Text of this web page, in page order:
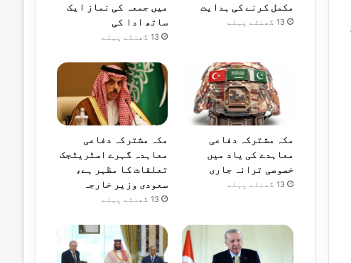
مکمل کرنے کی ہدایت
13 گھنٹے پہلے
میں جمعہ کی نماز ایک
ساتھ ادا کی
13 گھنٹے پہلے
مکہ مشترکہ دفاعی
معاہدے کی یاد میں
خصوصی ترانہ جاری
13 گھنٹے پہلے
مکہ مشترکہ دفاعی
معاہدہ گہرے اسٹریٹجک
تعلقات کا مظہر ہے،
سعودی وزیر خارجہ
13 گھنٹے پہلے